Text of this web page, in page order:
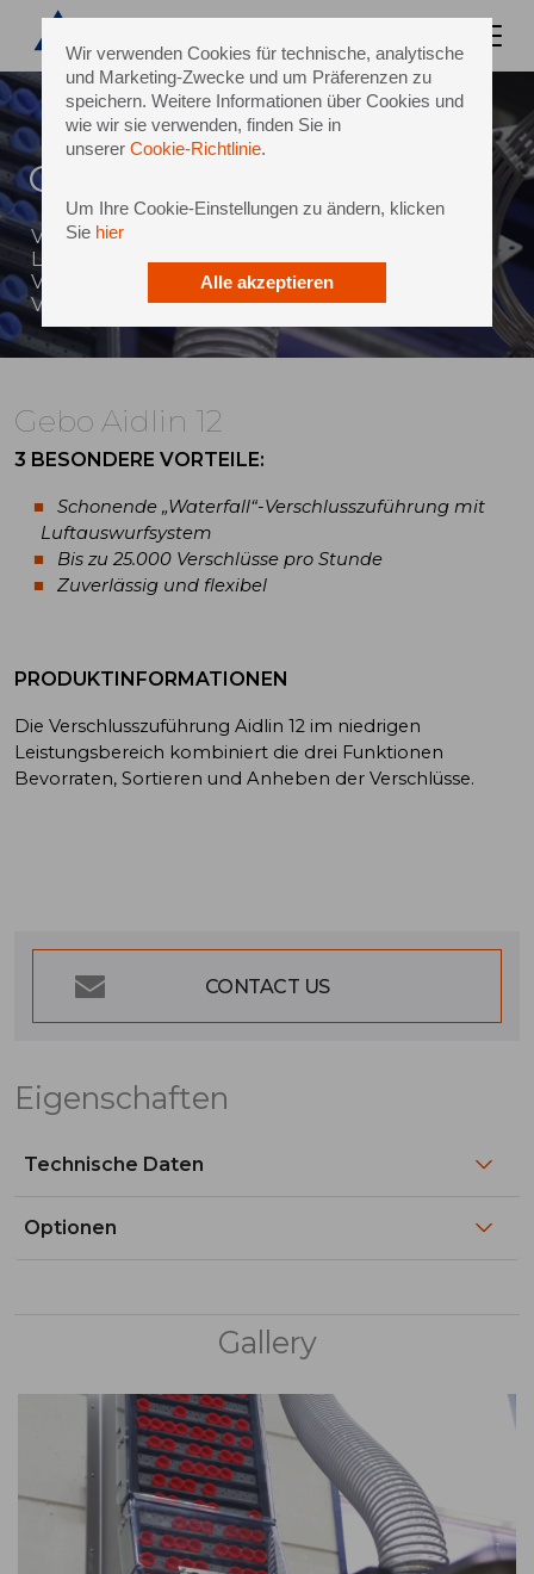
Wir verwenden Cookies für technische, analytische
und Marketing-Zwecke und um Präferenzen zu
speichern. Weitere Informationen über Cookies und
wie wir sie verwenden, finden Sie in
unserer Cookie-Richtlinie.
Um Ihre Cookie-Einstellungen zu ändern, klicken
Sie hier
Alle akzeptieren
Gebo Aidlin 12
Verschlusszuführung im niedrigen
Leistungsbereich mit
Verarbeitungsgeschwindigkeit bis zu 25.000
Verschlüsse pro Stunde
Gebo Aidlin 12
3 BESONDERE VORTEILE:
Schonende „Waterfall“-Verschlusszuführung mit
Luftauswurfsystem
Bis zu 25.000 Verschlüsse pro Stunde
Zuverlässig und flexibel
PRODUKTINFORMATIONEN
Die Verschlusszuführung Aidlin 12 im niedrigen
Leistungsbereich kombiniert die drei Funktionen
Bevorraten, Sortieren und Anheben der Verschlüsse.
CONTACT US
Eigenschaften
Technische Daten
Optionen
Gallery